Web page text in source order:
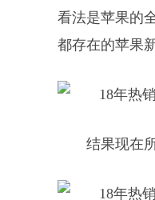
看法是苹果的
都存在的苹果
结果现在